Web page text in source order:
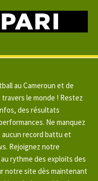
au Cameroun et de
travers le monde ! Restez
des résultats
Ne manquez
record battu et
Rejoignez notre
rythme des exploits des
notre site dès maintenant